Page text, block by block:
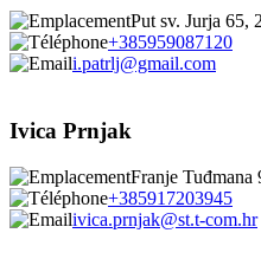
Put sv. Jurja 65,
+385959087120
i.patrlj@gmail.com
Ivica Prnjak
Franje
+385917203945
ivica.prnjak@st.t-com.hr